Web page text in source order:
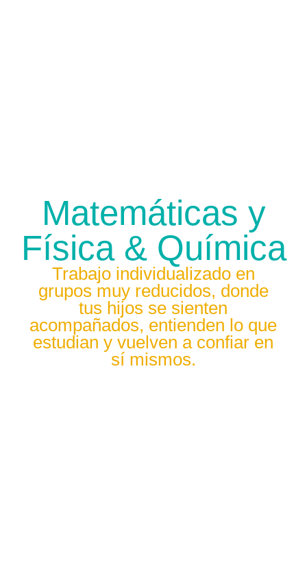
Matemáticas y
Física & Química
Trabajo individualizado en
grupos muy reducidos, donde
tus hijos se sienten
acompañados, entienden lo que
estudian y vuelven a confiar en
sí mismos.